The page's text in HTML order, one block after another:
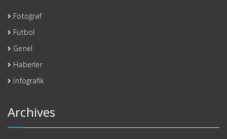
Fotoğraf
Futbol
Genel
Haberler
İnfografik
Archives